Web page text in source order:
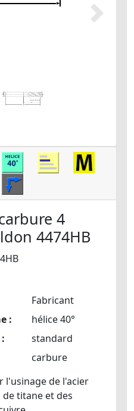
Suivant
4
4474HB
Fabricant
:
hélice 40°
standard
carbure
l'usinage de l'acier
de titane et des